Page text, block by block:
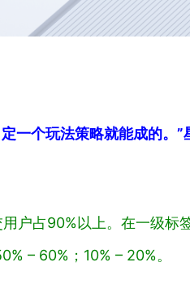
一个玩法策略就能成的。”
户占90%以上。在一级标
– 60%；10% – 20%。